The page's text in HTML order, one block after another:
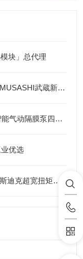
块」总代理
我司''藤田光学''销售系列产品成为日本MUSASHI武蔵新的代理店
日本YAMADA雅玛达G15系列超耐腐智能气动隔膜泵四川代理店
优选
1N·m~600N·m全能覆盖|日本ESTIC艾斯迪克超宽扭矩弯头枪